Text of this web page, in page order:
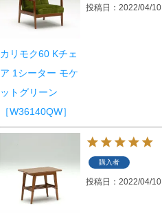
カリモク60 Kチェ
ア 1シーター モケ
ットグリーン
［W36140QW］
投稿日 2022/04/10
購入者
投稿日 2022/04/10